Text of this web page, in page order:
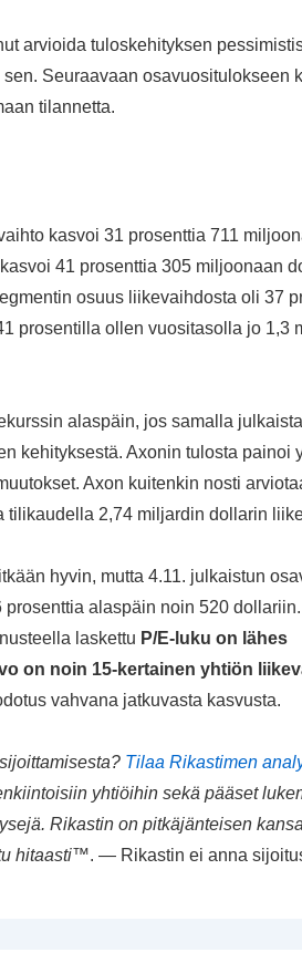
arvioida tuloskehityksen
Seuraavaan osavuositulokseen
tilannetta.
kasvoi 31 prosenttia 711
41 prosenttia 305 miljoonaan
osuus liikevaihdosta oli 37
prosentilla ollen vuositasolla jo 1,3
alaspäin, jos samalla
kehityksestä. Axonin tulosta painoi
Axon kuitenkin nosti
tilikaudella 2,74 miljardin dollarin
hyvin, mutta 4.11. julkaistun
alaspäin noin 520
laskettu P/E-luku on lähes
on noin 15-kertainen yhtiön
vahvana jatkuvasta kasvusta.
Tilaa Rikastimen
yhtiöihin sekä pääset
Rikastin on pitkäjänteisen
hitaasti™. — Rikastin ei anna